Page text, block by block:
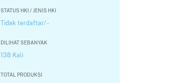
STATUS HKI / JENIS HKI
Tidak terdaftar/ -
DILIHAT SEBANYAK
138 Kali
TOTAL PRODUKSI